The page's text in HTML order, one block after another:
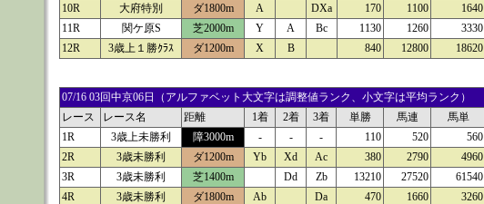
10R
大府特別 ダ1800m A DXa 170 1100 1640
11R
関ケ原S 芝2000m Y A Bc 1130 1260 3330
12R
3歳上１勝ｸﾗｽ ダ1200m X B 840 12800 18620
07/16 03回中京06日（アルファベット大文字は調整値ランク、小文字は平均ランク）
レース
レース名 距離 1着 2着 3着 単勝 馬連 馬単
1R
3歳上未勝利 障3000m - - - 110 520 560
2R
3歳未勝利 ダ1200m Yb Xd Ac 380 2790 4960
3R
3歳未勝利 芝1400m Dd Zb 13210 27520 61540
4R
3歳未勝利 ダ1800m Ab Da 470 1660 3260